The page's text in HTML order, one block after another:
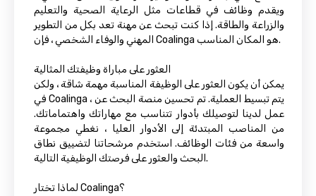
ويقدم وظائف في قطاعات مثل الرعاية الصحية والتعليم
والزراعة والطاقة. إذا كنت تبحث عن مهنة تعد بكل من التطوير
المهني والوفاء الشخصي ، فإن Coalinga هو المكان المناسب.
العثور على مباراة وظيفتك المثالية
يمكن أن يكون العثور على الوظيفة المناسبة مهمة شاقة ، ولكن
في Coalinga ، يتم تبسيط العملية. تم تحسين منصة البحث عن
عمل لدينا لتوصيلك بأدوار تتناسب مع مهاراتك واهتماماتك.
من المناصب المبتدئة إلى الأدوار العليا ، نغطي مجموعة
واسعة من فئات الوظائف. استخدم مرشحاتنا لتضييق نطاق
البحث والعثور على فرصتك الوظيفية التالية.
لماذا تختار Coalinga؟